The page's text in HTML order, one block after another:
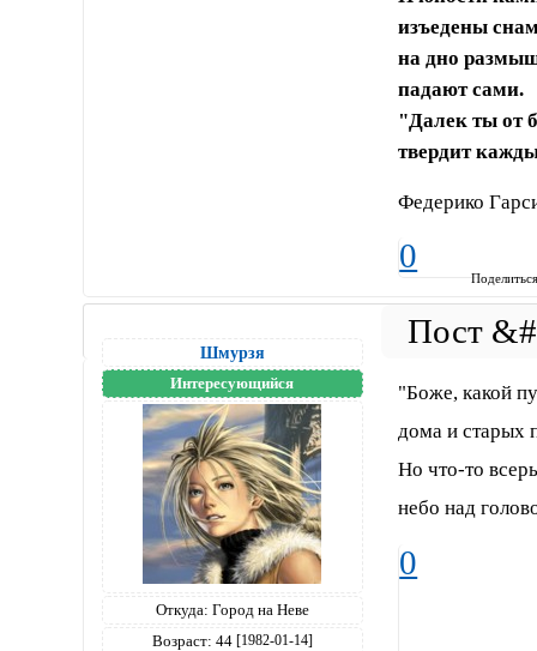
изъедены
на дно
падают сами.
"Далек ты от
твердит
Федерико
0
Шмурзя
Интересующийся
Откуда: Город на Неве
Возраст: 44 [1982-01-14]
"Боже, какой
дома и старых
Но что-то
небо над
0